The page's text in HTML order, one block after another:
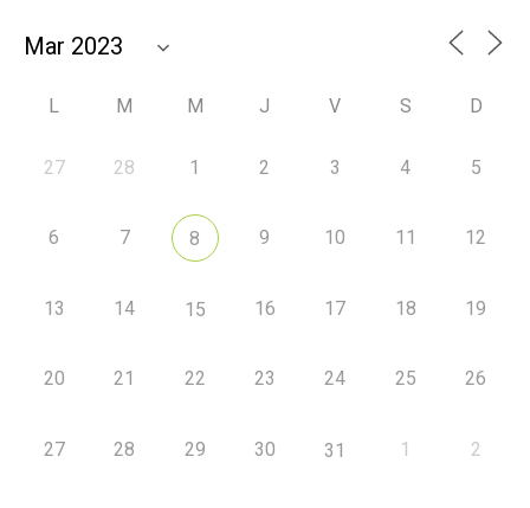
L M M J V S D
27 28 1 2 3 4 5
6 7 8 9 10 11 12
13 14 15 16 17 18 19
20 21 22 23 24 25 26
27 28 29 30 31 1 2